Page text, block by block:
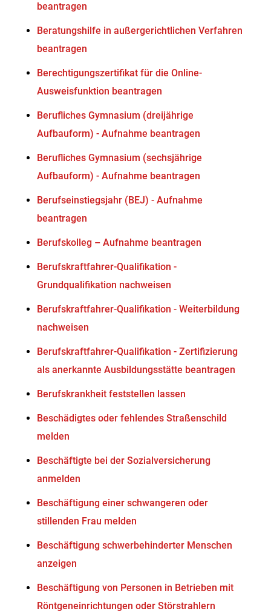
beantragen
Beratungshilfe in außergerichtlichen Verfahren
beantragen
Berechtigungszertifikat für die Online-
Ausweisfunktion beantragen
Berufliches Gymnasium (dreijährige
Aufbauform) - Aufnahme beantragen
Berufliches Gymnasium (sechsjährige
Aufbauform) - Aufnahme beantragen
Berufseinstiegsjahr (BEJ) - Aufnahme
beantragen
Berufskolleg – Aufnahme beantragen
Berufskraftfahrer-Qualifikation -
Grundqualifikation nachweisen
Berufskraftfahrer-Qualifikation - Weiterbildung
nachweisen
Berufskraftfahrer-Qualifikation - Zertifizierung
als anerkannte Ausbildungsstätte beantragen
Berufskrankheit feststellen lassen
Beschädigtes oder fehlendes Straßenschild
melden
Beschäftigte bei der Sozialversicherung
anmelden
Beschäftigung einer schwangeren oder
stillenden Frau melden
Beschäftigung schwerbehinderter Menschen
anzeigen
Beschäftigung von Personen in Betrieben mit
Röntgeneinrichtungen oder Störstrahlern